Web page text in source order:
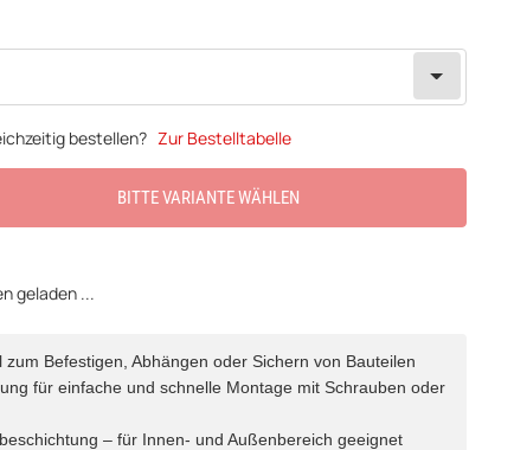
bestellen? Zur Bestelltabelle
BITTE VARIANTE WÄHLEN
geladen ...
Befestigen, Abhängen oder Sichern von Bauteilen
für einfache und schnelle Montage mit Schrauben oder
– für Innen- und Außenbereich geeignet